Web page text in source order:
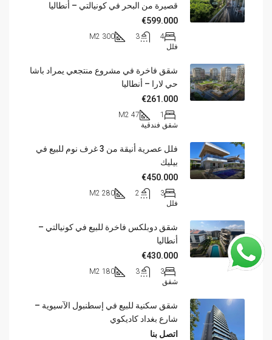
قصيرة من البحر في كونيالتي – أنطاليا
€599.000
4
3
300 M2
فلل
شقق فاخرة في مشروع منتجعي يمراد باشا
حي لارا – أنطاليا
€261.000
1
47 M2
شقق فندقية
فلل عصرية أنيقة من 3 غرف نوم للبيع في
بيليك
€450.000
3
2
280 M2
فلل
شقق دوبلكس فاخرة للبيع في كونيالتي –
أنطاليا
€430.000
3
3
180 M2
شقق
شقق سكنية للبيع في إسطنبول الآسيوية –
شارع بغداد كاديكوي
اتصل بنا